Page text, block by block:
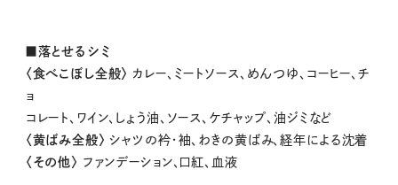
■落とせるシミ
〈食べこぼし全般〉 カレー、ミートソース、めんつゆ、コーヒー、チ
ョ
コレート、ワイン、しょう油、ソース、ケチャップ、油ジミなど
〈黄ばみ全般〉 シャツの衿・袖、わきの黄ばみ、経年による沈着
〈その他〉 ファンデーション、口紅、血液